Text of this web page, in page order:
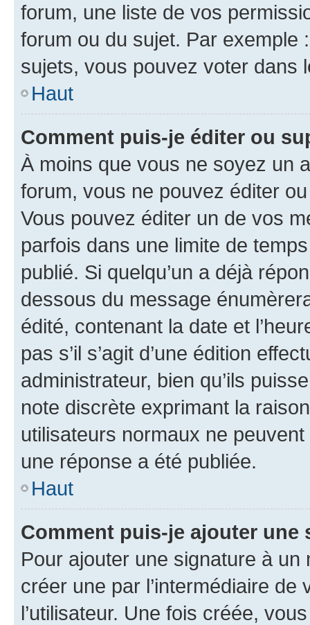
forum, une liste de vos
forum ou du sujet. Par exemple
sujets, vous pouvez voter dans
Haut
Comment puis-je éditer ou
À moins que vous ne soyez un
forum, vous ne pouvez éditer
Vous pouvez éditer un de vos
parfois dans une limite de
publié. Si quelqu’un a déjà
dessous du message
édité, contenant la date et
pas s’il s’agit d’une édition
administrateur, bien qu’ils
note discrète exprimant la
utilisateurs normaux ne
une réponse a été publiée.
Haut
Comment puis-je ajouter une
Pour ajouter une signature à un
créer une par l’intermédiaire
l’utilisateur. Une fois créée,